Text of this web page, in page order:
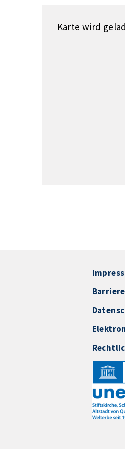
Karte wird